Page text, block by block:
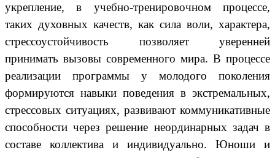
укрепление, в учебно-тренировочном процессе,
таких духовных качеств, как сила воли, характера,
стрессоустойчивость позволяет уверенней
принимать вызовы современного мира. В процессе
реализации программы у молодого поколения
формируются навыки поведения в экстремальных,
стрессовых ситуациях, развивают коммуникативные
способности через решение неординарных задач в
составе коллектива и индивидуально. Юноши и